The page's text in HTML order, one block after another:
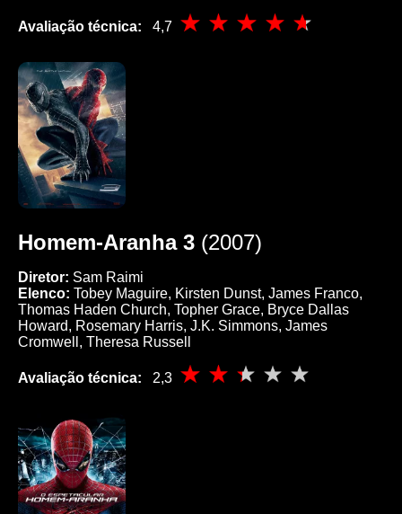
Avaliação técnica: 4,7
Homem-Aranha 3 (2007)
Diretor: Sam Raimi
Elenco: Tobey Maguire, Kirsten Dunst, James Franco,
Thomas Haden Church, Topher Grace, Bryce Dallas
Howard, Rosemary Harris, J.K. Simmons, James
Cromwell, Theresa Russell
Avaliação técnica: 2,3